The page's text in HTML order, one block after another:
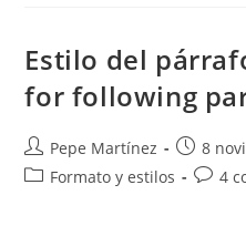
Estilo del
for following
Autor
de
Pepe Martínez
de
8
Categoría
Formato y estilos 4